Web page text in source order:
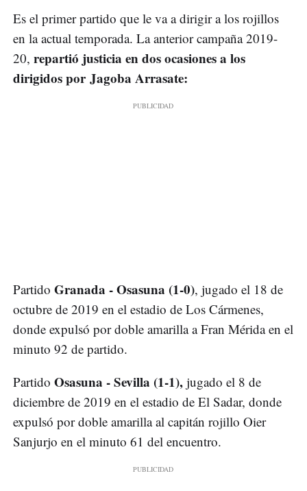
Es el primer partido que le va a dirigir a los rojillos
en la actual temporada. La anterior campaña 2019-
20, repartió justicia en dos ocasiones a los
dirigidos por Jagoba Arrasate:
Partido Granada - Osasuna (1-0), jugado el 18 de
octubre de 2019 en el estadio de Los Cármenes,
donde expulsó por doble amarilla a Fran Mérida en el
minuto 92 de partido.
Partido Osasuna - Sevilla (1-1), jugado el 8 de
diciembre de 2019 en el estadio de El Sadar, donde
expulsó por doble amarilla al capitán rojillo Oier
Sanjurjo en el minuto 61 del encuentro.